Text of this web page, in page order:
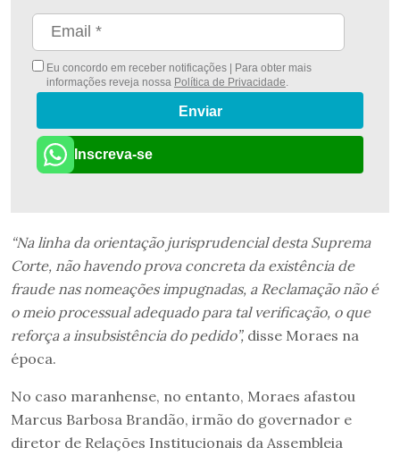
Eu concordo em receber notificações | Para obter mais
informações reveja nossa Política de Privacidade
Enviar
Inscreva-se
“Na linha da orientação jurisprudencial desta Suprema
Corte, não havendo prova concreta da existência de
fraude nas nomeações impugnadas, a Reclamação não é
o meio processual adequado para tal verificação, o que
reforça a insubsistência do pedido”, disse Moraes na
época.
No caso maranhense, no entanto, Moraes afastou
Marcus Barbosa Brandão, irmão do governador e
diretor de Relações Institucionais da Assembleia